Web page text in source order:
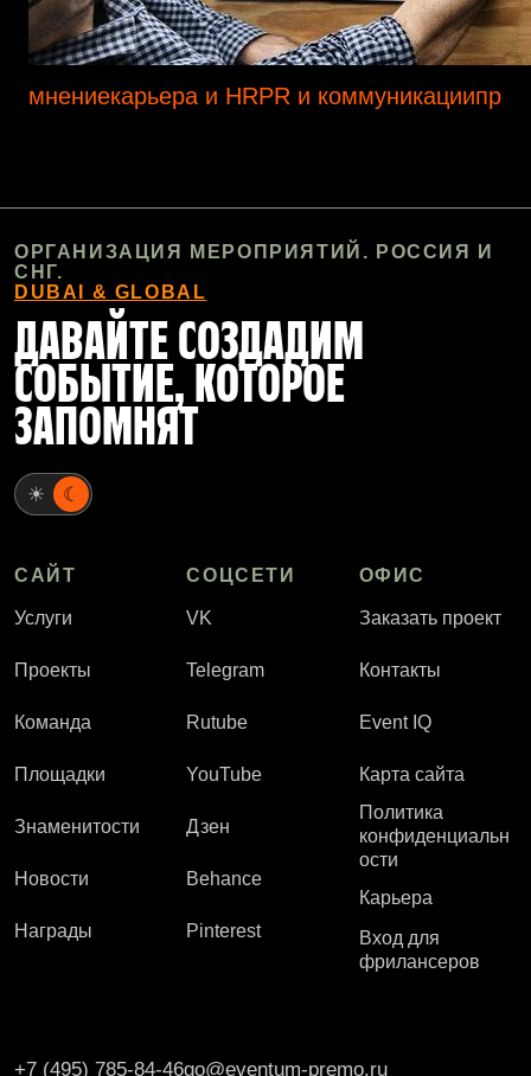
мнениекарьера и HRPR и коммуникации
ОРГАНИЗАЦИЯ МЕРОПРИЯТИЙ. РОССИЯ И
СНГ.
DUBAI & GLOBAL
ДАВАЙТЕ СОЗДАДИМ
СОБЫТИЕ, КОТОРОЕ
ЗАПОМНЯТ
☀ ☾
САЙТ
Услуги
Проекты
Команда
Площадки
Знаменитости
Новости
Награды
СОЦСЕТИ
VK
Telegram
Rutube
YouTube
Дзен
Behance
Pinterest
ОФИС
Заказать проект
Контакты
Event IQ
Карта сайта
Политика
конфиденциальн
ости
Карьера
Вход для
фрилансеров
+7 (495) 785-84-46go@eventum-premo.ru